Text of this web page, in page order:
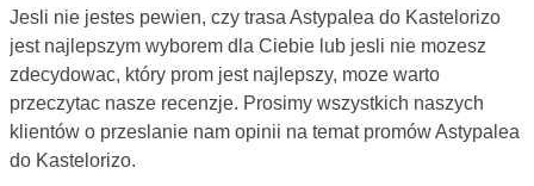
Jesli nie jestes pewien, czy trasa Astypalea do Kastelorizo
jest najlepszym wyborem dla Ciebie lub jesli nie mozesz
zdecydowac, który prom jest najlepszy, moze warto
przeczytac nasze recenzje. Prosimy wszystkich naszych
klientów o przeslanie nam opinii na temat promów Astypalea
do Kastelorizo.